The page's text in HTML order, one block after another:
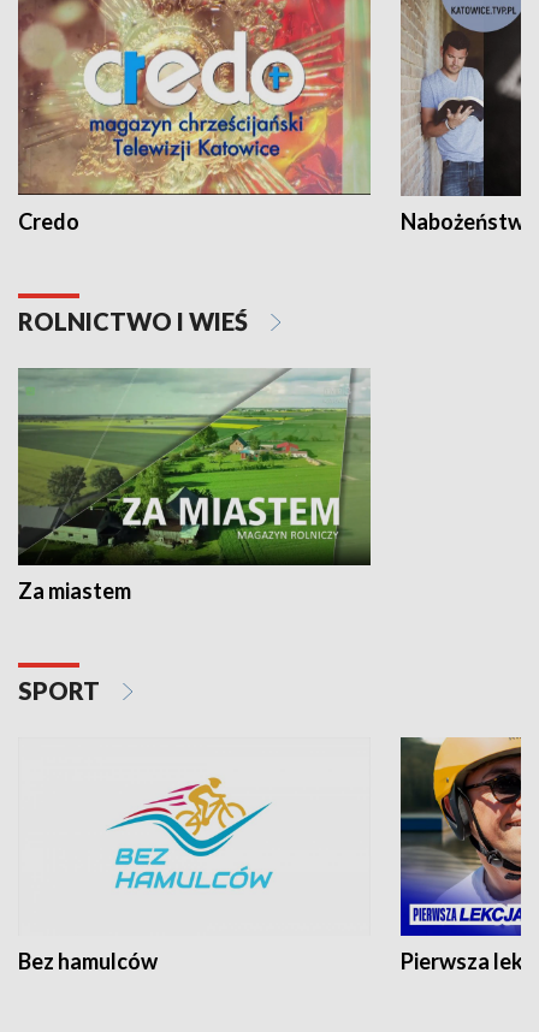
Credo
ROLNICTWO I WIEŚ
Za miastem
SPORT
Bez hamulców Pierwsza